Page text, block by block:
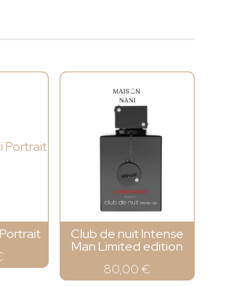
Club de nuit Intense
Man Limited edition
80,00€